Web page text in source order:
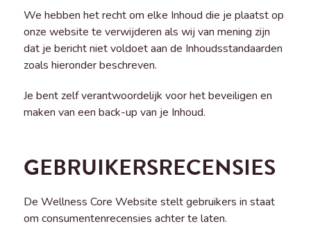
We hebben het recht om elke Inhoud die je plaatst op
onze website te verwijderen als wij van mening zijn
dat je bericht niet voldoet aan de Inhoudsstandaarden
zoals hieronder beschreven.
Je bent zelf verantwoordelijk voor het beveiligen en
maken van een back-up van je Inhoud.
GEBRUIKERSRECENSIES
De Wellness Core Website stelt gebruikers in staat
om consumentenrecensies achter te laten.